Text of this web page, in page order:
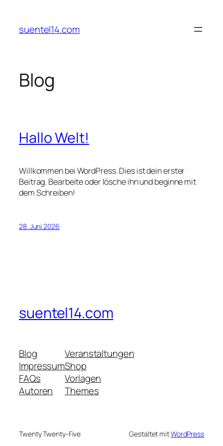
springen
suentel14.com
Blog
Hallo Welt!
Willkommen bei WordPress. Dies ist dein erster
Beitrag. Bearbeite oder lösche ihn und beginne mit
dem Schreiben!
28. Juni 2026
suentel14.com
Blog
Impressum
FAQs
Autoren
Veranstaltungen
Shop
Vorlagen
Themes
Twenty Twenty-Five Gestaltet mitWordPress